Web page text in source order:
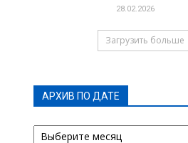
28.02.2026
Загрузить больше
АРХИВ ПО ДАТЕ
АРХИВ
ПО